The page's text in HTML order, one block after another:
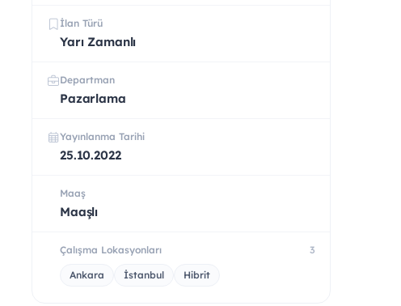
İlan Türü
Yarı Zamanlı
Departman
Pazarlama
Yayınlanma Tarihi
25.10.2022
Maaş
Maaşlı
Çalışma Lokasyonları 3
Ankara İstanbul Hibrit